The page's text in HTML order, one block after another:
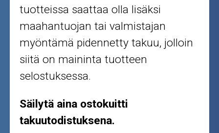
tuotteissa saattaa olla lisäksi
maahantuojan tai valmistajan
myöntämä pidennetty takuu, jolloin
siitä on maininta tuotteen
selostuksessa.
Säilytä aina ostokuitti
takuutodistuksena.